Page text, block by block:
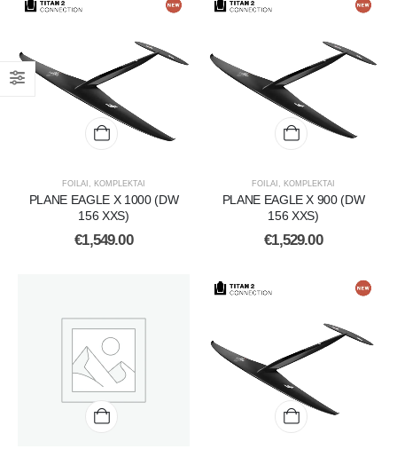
FOILAI KOMPLEKTAI
PLANE EAGLE X 1000 (DW
156 XXS)
€1,549.00
FOILAI KOMPLEKTAI
PLANE EAGLE X 900 (DW
156 XXS)
€1,529.00